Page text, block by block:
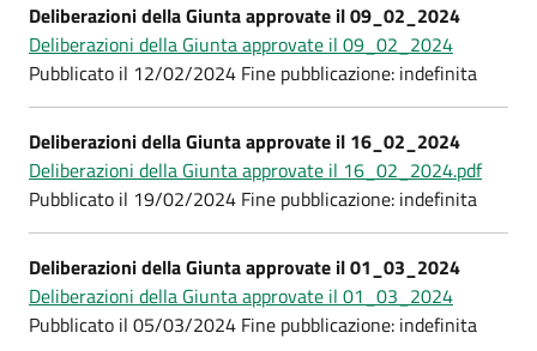
Deliberazioni della Giunta approvate il 09_02_2024
Deliberazioni della Giunta approvate il 09_02_2024
Pubblicato il 12/02/2024 Fine pubblicazione: indefinita
Deliberazioni della Giunta approvate il 16_02_2024
Deliberazioni della Giunta approvate il 16_02_2024.pdf
Pubblicato il 19/02/2024 Fine pubblicazione: indefinita
Deliberazioni della Giunta approvate il 01_03_2024
Deliberazioni della Giunta approvate il 01_03_2024
Pubblicato il 05/03/2024 Fine pubblicazione: indefinita